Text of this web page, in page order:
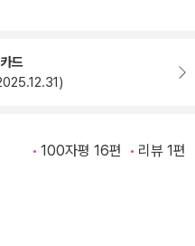
드
100자평 16편 리뷰 1편